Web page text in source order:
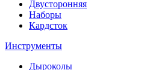
Двусторонняя
Наборы
Кардсток
Инструменты
Дыроколы